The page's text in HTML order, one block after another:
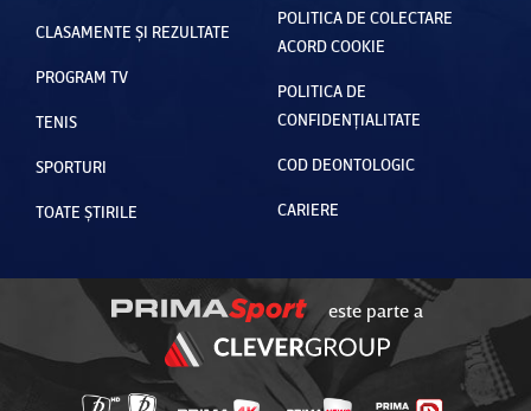
CLASAMENTE ȘI REZULTATE
PROGRAM TV
TENIS
SPORTURI
TOATE ȘTIRILE
POLITICA DE COLECTARE
ACORD COOKIE
POLITICA DE
CONFIDENȚIALITATE
COD DEONTOLOGIC
CARIERE
este parte a